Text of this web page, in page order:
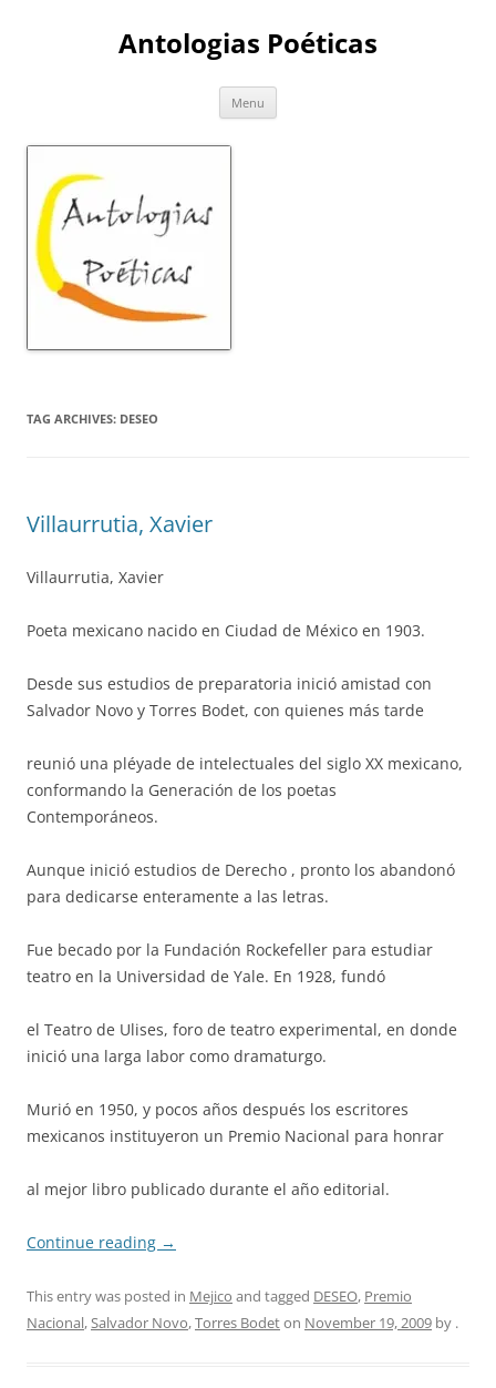
Antologias Poéticas
Menu
TAG ARCHIVES: DESEO
Villaurrutia, Xavier
Villaurrutia, Xavier
Poeta mexicano nacido en Ciudad de México en 1903.
Desde sus estudios de preparatoria inició amistad con
Salvador Novo y Torres Bodet, con quienes más tarde
reunió una pléyade de intelectuales del siglo XX mexicano,
conformando la Generación de los poetas
Contemporáneos.
Aunque inició estudios de Derecho , pronto los abandonó
para dedicarse enteramente a las letras.
Fue becado por la Fundación Rockefeller para estudiar
teatro en la Universidad de Yale. En 1928, fundó
el Teatro de Ulises, foro de teatro experimental, en donde
inició una larga labor como dramaturgo.
Murió en 1950, y pocos años después los escritores
mexicanos instituyeron un Premio Nacional para honrar
al mejor libro publicado durante el año editorial.
Continue reading →
This entry was posted in Mejico and tagged DESEO, Premio
Nacional,Salvador Novo,Torres Bodeton November 19, 2009 by .